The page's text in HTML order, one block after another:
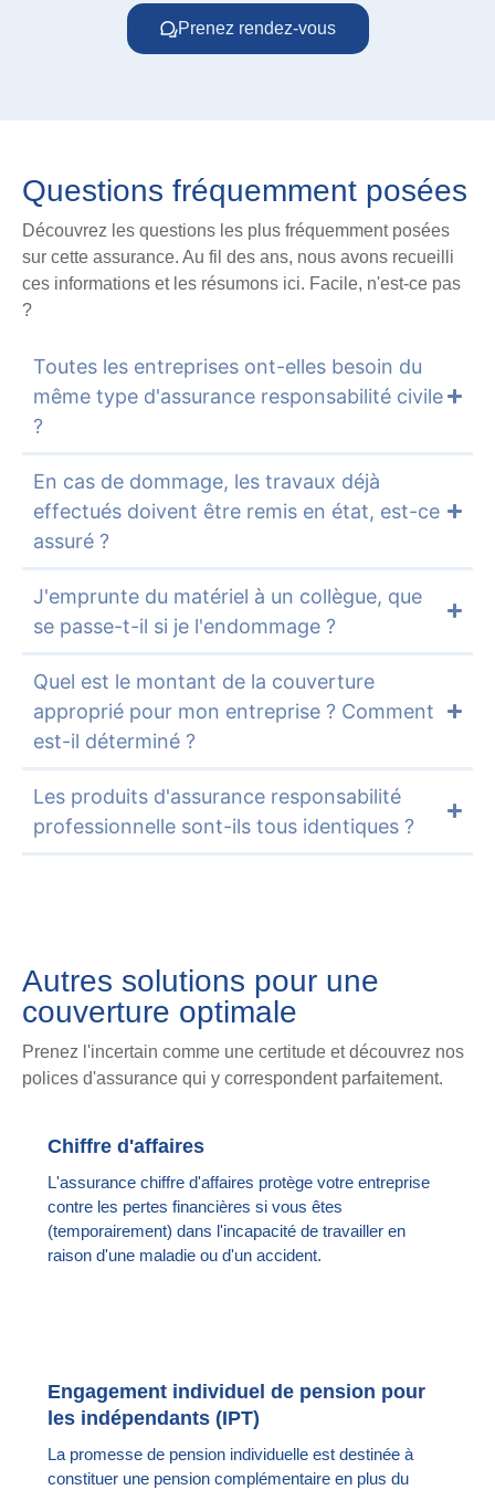
Prenez rendez-vous
Questions fréquemment posées
Découvrez les questions les plus fréquemment posées
sur cette assurance. Au fil des ans, nous avons recueilli
ces informations et les résumons ici. Facile, n'est-ce pas
?
Toutes les entreprises ont-elles besoin du
même type d'assurance responsabilité civile
?
En cas de dommage, les travaux déjà
effectués doivent être remis en état, est-ce
assuré ?
J'emprunte du matériel à un collègue, que
se passe-t-il si je l'endommage ?
Quel est le montant de la couverture
approprié pour mon entreprise ? Comment
est-il déterminé ?
Les produits d'assurance responsabilité
professionnelle sont-ils tous identiques ?
Autres solutions pour une
couverture optimale
Prenez l'incertain comme une certitude et découvrez nos
polices d'assurance qui y correspondent parfaitement.
Chiffre d'affaires
L'assurance chiffre d'affaires protège votre entreprise
contre les pertes financières si vous êtes
(temporairement) dans l'incapacité de travailler en
raison d'une maladie ou d'un accident.
Engagement individuel de pension pour
les indépendants (IPT)
La promesse de pension individuelle est destinée à
constituer une pension complémentaire en plus du